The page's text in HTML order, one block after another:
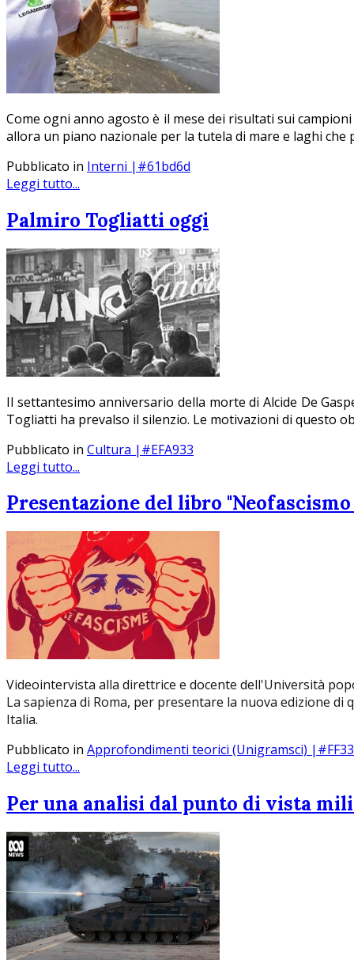
Come ogni anno agosto è il mese dei risultati sui
allora un piano nazionale per la tutela di mare e laghi
Pubblicato in Interni |#61bd6d
Leggi tutto...
Palmiro Togliatti oggi
Il settantesimo anniversario della morte di Alcide De
Togliatti ha prevalso il silenzio. Le motivazioni di questo
Pubblicato in Cultura |#EFA933
Leggi tutto...
Presentazione del libro
Videointervista alla direttrice e docente dell'Università
La sapienza di Roma, per presentare la nuova edizione
Italia.
Pubblicato in Approfondimenti teorici (Unigramsci)
Leggi tutto...
Per una analisi dal punto di vista